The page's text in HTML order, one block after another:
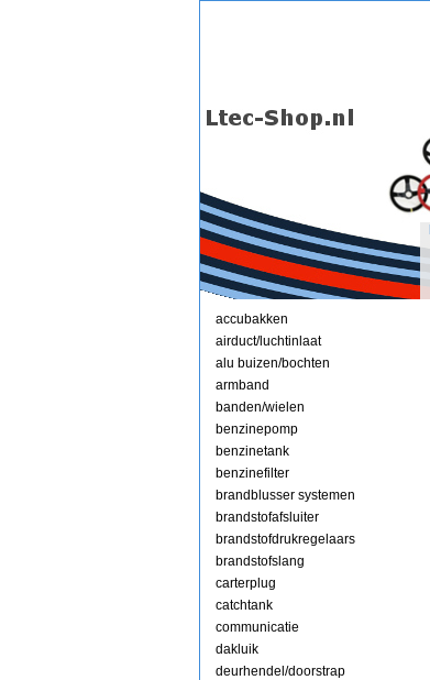
accubakken
airduct/luchtinlaat
alu buizen/bochten
armband
banden/wielen
benzinepomp
benzinetank
benzinefilter
brandblusser systemen
brandstofafsluiter
brandstofdrukregelaars
brandstofslang
carterplug
catchtank
communicatie
dakluik
deurhendel/doorstrap